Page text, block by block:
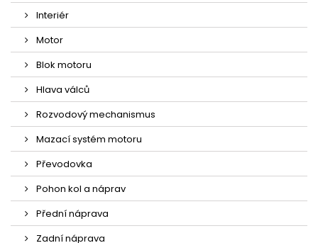
Interiér
Motor
Blok motoru
Hlava válců
Rozvodový mechanismus
Mazací systém motoru
Převodovka
Pohon kol a náprav
Přední náprava
Zadní náprava